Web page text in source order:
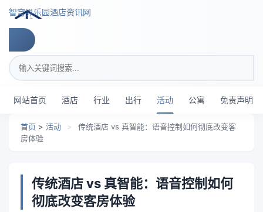
智穹界乐园酒店资讯网
搜索关键词
网站首页 酒店 行业 出行 活动 公寓 免责声明
首页 > 活动 >
传统酒店 vs 真智能：语音控制如何彻底改变客
房体验
传统酒店 vs 真智能：语音控制如何
彻底改变客房体验